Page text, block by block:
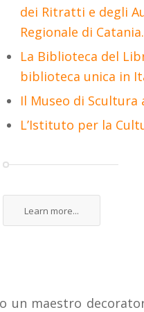
dei Ritratti e degli
Regionale di Catania.
La Biblioteca del
biblioteca unica in
Il Museo di Scultura
L’Istituto per la
Learn more...
maestro